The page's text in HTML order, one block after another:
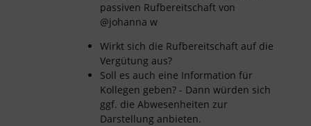
passiven Rufbereitschaft von
@johanna w
Wirkt sich die Rufbereitschaft auf die
Vergütung aus?
Soll es auch eine Information für
Kollegen geben? - Dann würden sich
ggf. die Abwesenheiten zur
Darstellung anbieten.